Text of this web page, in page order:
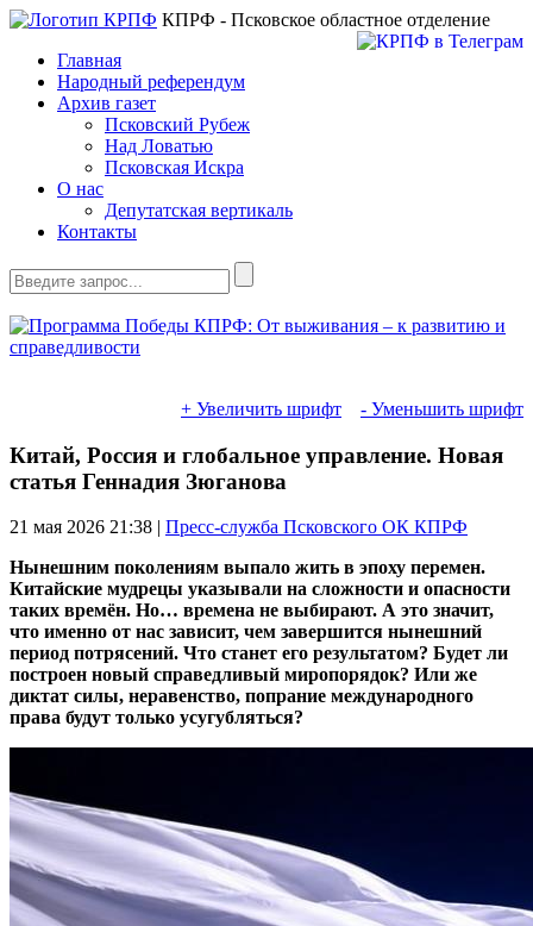
КПРФ - Псковское областное отделение
Главная
Народный референдум
Архив газет
Псковский Рубеж
Над Ловатью
Псковская Искра
О нас
Депутатская вертикаль
Контакты
+ Увеличить шрифт - Уменьшить шрифт
Китай, Россия и глобальное управление. Новая
статья Геннадия Зюганова
21 мая 2026 21:38 | Пресс-служба Псковского ОК КПРФ
Нынешним поколениям выпало жить в эпоху перемен.
Китайские мудрецы указывали на сложности и опасности
таких времён. Но… времена не выбирают. А это значит,
что именно от нас зависит, чем завершится нынешний
период потрясений. Что станет его результатом? Будет ли
построен новый справедливый миропорядок? Или же
диктат силы, неравенство, попрание международного
права будут только усугубляться?